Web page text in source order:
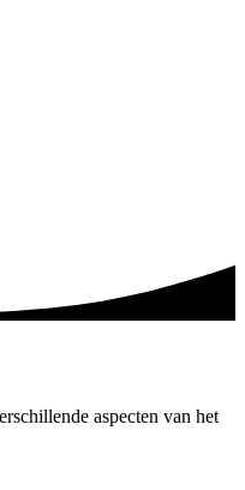
aspecten van het